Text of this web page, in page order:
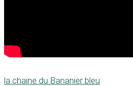
la chaine du Bananier bleu